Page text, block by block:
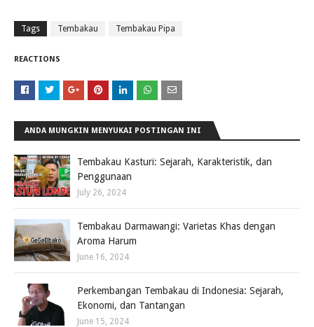
Tags Tembakau Tembakau Pipa
REACTIONS
ANDA MUNGKIN MENYUKAI POSTINGAN INI
Tembakau Kasturi: Sejarah, Karakteristik, dan
Penggunaan
July 26, 2024
Tembakau Darmawangi: Varietas Khas dengan
Aroma Harum
June 16, 2024
Perkembangan Tembakau di Indonesia: Sejarah,
Ekonomi, dan Tantangan
June 15, 2024